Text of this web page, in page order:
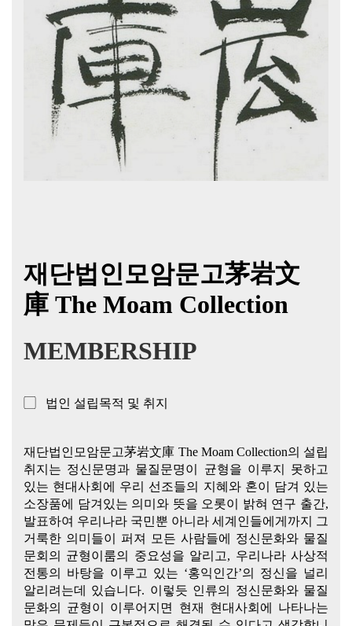
재단법인모암문고茅岩文
庫 The Moam Collection
MEMBERSHIP
▢ 법인 설립목적 및 취지
재단법인모암문고茅岩文庫 The Moam Collection의 설립
취지는 정신문명과 물질문명이 균형을 이루지 못하고
있는 현대사회에 우리 선조들의 지혜와 혼이 담겨 있는
소장품에 담겨있는 의미와 뜻을 오롯이 밝혀 연구 출간,
발표하여 우리나라 국민뿐 아니라 세계인들에게까지 그
거룩한 의미들이 퍼져 모든 사람들에 정신문화와 물질
문회의 균형이룸의 중요성을 알리고, 우리나라 사상적
전통의 바탕을 이루고 있는 ‘홍익인간’의 정신을 널리
알리려는데 있습니다. 이렇듯 인류의 정신문화와 물질
문화의 균형이 이루어지면 현재 현대사회에 나타나는